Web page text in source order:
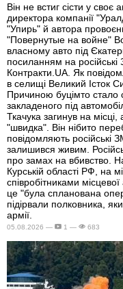
Він не встиг сісти у своє
директора компанії
"Упирь" й автора
"Повернутые на войне"
власному авто під
посиланням на
Контракти.UA. Як
в селищі Великий Істок
Причиною буцімто стало
закладеного під
Ткачука загинув на
"швидка". Він нібито
повідомляють російські
залишився живим.
про замах на вбивство.
Курській області РФ, на
співробітниками
це "була спланована
підірвали полковника,
армії.
05.08.2026 — 1 — 683